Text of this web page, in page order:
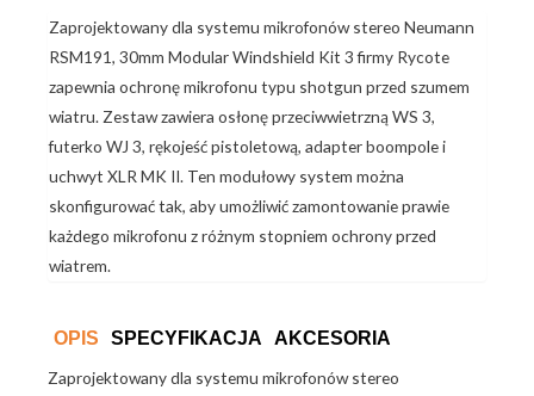
Zaprojektowany dla systemu mikrofonów stereo Neumann
RSM191, 30mm Modular Windshield Kit 3 firmy Rycote
zapewnia ochronę mikrofonu typu shotgun przed szumem
wiatru. Zestaw zawiera osłonę przeciwwietrzną WS 3,
futerko WJ 3, rękojeść pistoletową, adapter boompole i
uchwyt XLR MK II. Ten modułowy system można
skonfigurować tak, aby umożliwić zamontowanie prawie
każdego mikrofonu z różnym stopniem ochrony przed
wiatrem.
OPIS SPECYFIKACJA
AKCESORIA
Zaprojektowany dla systemu mikrofonów stereo